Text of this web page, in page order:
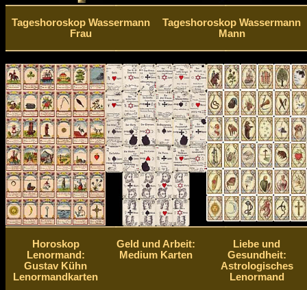
Tageshoroskop Wassermann
Frau
Tageshoroskop Wassermann
Mann
Horoskop
Lenormand:
Gustav Kühn
Lenormandkarten
Geld und Arbeit:
Medium Karten
Liebe und
Gesundheit:
Astrologisches
Lenormand